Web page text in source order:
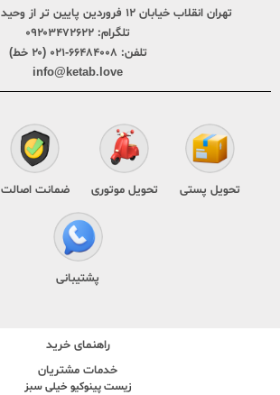
تهران انقلاب خیابان ۱۲ فروردین پایین تر از وحید نظری پلاک ۲۴۹
تلگرام: ۰۹۲۰۳۴۷۲۶۲۲
تلفن: ۶۶۴۸۴۰۰۸-۰۲۱ (۲۰ خط)
info@ketab.love
تحویل پستی تحویل موتوری ضمانت اصالت
پشتیبانی
راهنمای خرید
خدمات مشتریان
زیست پینوکیو خیلی سبز